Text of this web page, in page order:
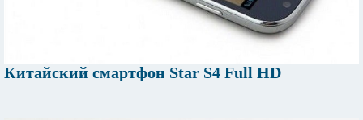
Китайский смартфон Star S4 Full HD